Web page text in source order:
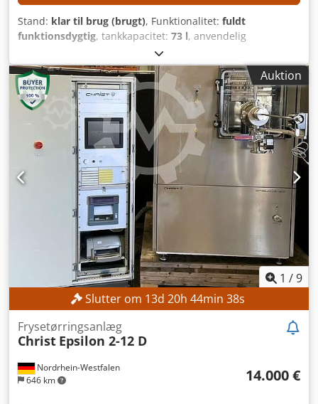
Stand: klar til brug (brugt), Funktionalitet: fuldt
funktionsdygtig, tankkapacitet: 73 l, anvendelig
, samlet længde:
bredde:1.500 mm, total højde:2.000 mm, Procesanlæg til
fremstilling af cremer, salver og suppositoriemasse
Chedpfx Aozrfbbjlaja Udførelse til skummende produkter
TEKNISKE DETALJER Brugsvolumen: 50 L Samlet volumen:
73 L Minimumfyldningsvolumen: 10 L Homogenisator
Model: Brienz RF 112 M-2 Effekt: 4 kW Omdrejningstal:
maks. 2.850 o/min Blander/skraber Gear: SEW FAF 37
Omdrejningstal: maks. 28 o/min MASKINENS DETALJER
Pladsbehov: 1.200 × 1.500 × 2.000 mm
Auktion
1 /9
Slutter om 13d 20h 44min 36s
Nordrhein-Westfalen
646 km
Frysetørringsanlæg
Christ Epsilon 2-12 D
14.000 €